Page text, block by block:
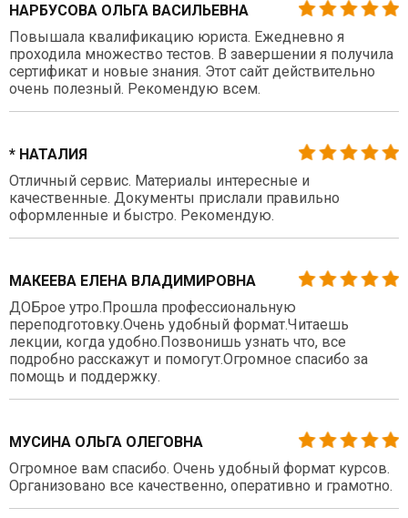
НАРБУСОВА ОЛЬГА ВАСИЛЬЕВНА
Повышала квалификацию юриста. Ежедневно я
проходила множество тестов. В завершении я получила
сертификат и новые знания. Этот сайт действительно
очень полезный. Рекомендую всем.
* НАТАЛИЯ
Отличный сервис. Материалы интересные и
качественные. Документы прислали правильно
оформленные и быстро. Рекомендую.
МАКЕЕВА ЕЛЕНА ВЛАДИМИРОВНА
ДОБрое утро.Прошла профессиональную
переподготовку.Очень удобный формат.Читаешь
лекции, когда удобно.Позвонишь узнать что, все
подробно расскажут и помогут.Огромное спасибо за
помощь и поддержку.
МУСИНА ОЛЬГА ОЛЕГОВНА
Огромное вам спасибо. Очень удобный формат курсов.
Организовано все качественно, оперативно и грамотно.